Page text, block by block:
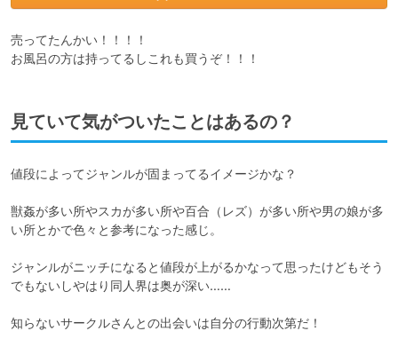
売ってたんかい！！！！
お風呂の方は持ってるしこれも買うぞ！！！
見ていて気がついたことはあるの？
値段によってジャンルが固まってるイメージかな？
獣姦が多い所やスカが多い所や百合（レズ）が多い所や男の娘が多
い所とかで色々と参考になった感じ。
ジャンルがニッチになると値段が上がるかなって思ったけどもそう
でもないしやはり同人界は奥が深い……
知らないサークルさんとの出会いは自分の行動次第だ！